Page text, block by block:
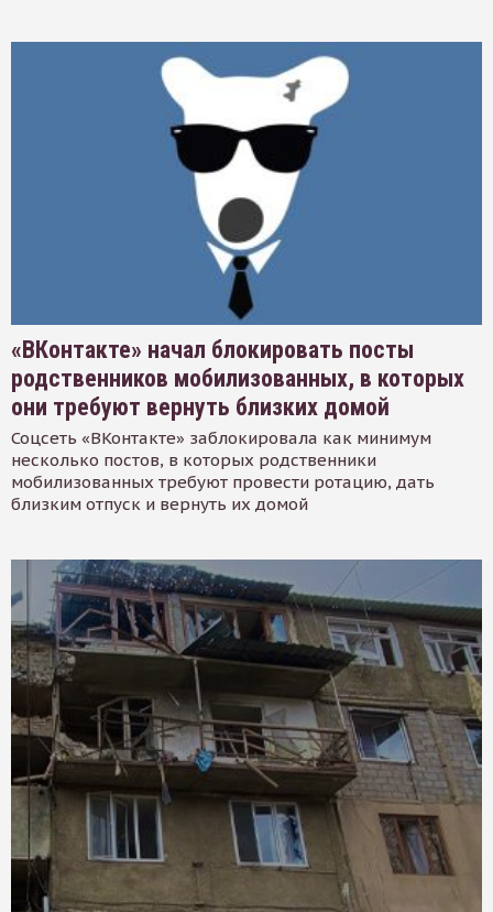
«ВКонтакте» начал блокировать посты
родственников мобилизованных, в которых
они требуют вернуть близких домой
Соцсеть «ВКонтакте» заблокировала как минимум
несколько постов, в которых родственники
мобилизованных требуют провести ротацию, дать
близким отпуск и вернуть их домой